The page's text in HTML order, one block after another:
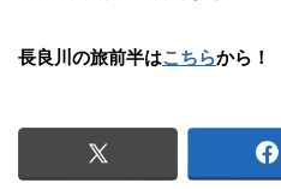
長良川の旅前半はこちらから！